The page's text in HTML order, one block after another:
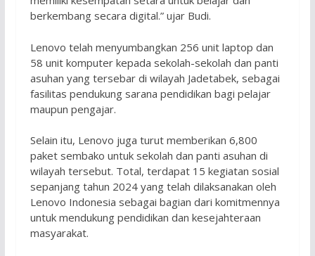
berkembang secara digital.” ujar Budi.
Lenovo telah menyumbangkan 256 unit laptop dan
58 unit komputer kepada sekolah-sekolah dan panti
asuhan yang tersebar di wilayah Jadetabek, sebagai
fasilitas pendukung sarana pendidikan bagi pelajar
maupun pengajar.
Selain itu, Lenovo juga turut memberikan 6,800
paket sembako untuk sekolah dan panti asuhan di
wilayah tersebut. Total, terdapat 15 kegiatan sosial
sepanjang tahun 2024 yang telah dilaksanakan oleh
Lenovo Indonesia sebagai bagian dari komitmennya
untuk mendukung pendidikan dan kesejahteraan
masyarakat.